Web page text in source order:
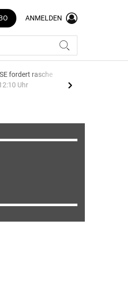
ANMELDEN
fordert rasche
Uhr